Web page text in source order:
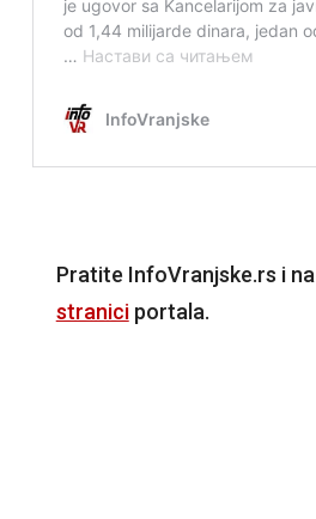
Pratite InfoVranjske.rs i na
straniciportala.